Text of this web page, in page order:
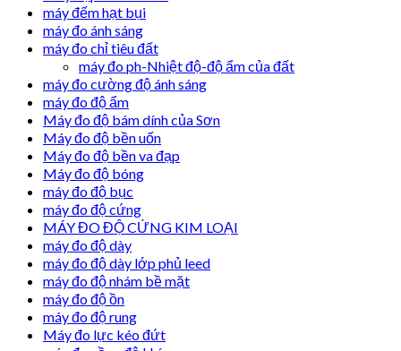
máy đếm hạt bụi
máy đo ánh sáng
máy đo chỉ tiêu đất
máy đo ph-Nhiệt độ-độ ẩm của đất
máy đo cường độ ánh sáng
máy đo độ ẩm
Máy đo độ bám dính của Sơn
Máy đo độ bền uốn
Máy đo độ bền va đạp
Máy đo độ bóng
máy đo độ bục
máy đo độ cứng
MÁY ĐO ĐỘ CỨNG KIM LOẠI
máy đo độ dày
máy đo độ dày lớp phủ leed
máy đo độ nhám bề mặt
máy đo độ ồn
máy đo độ rung
Máy đo lực kéo đứt